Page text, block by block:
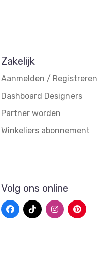
Zakelijk
Aanmelden / Registreren
Dashboard Designers
Partner worden
Winkeliers abonnement
Volg ons online